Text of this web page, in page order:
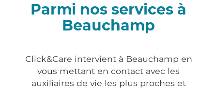
Parmi nos services à
Beauchamp
Click&Care intervient à Beauchamp en
vous mettant en contact avec les
auxiliaires de vie les plus proches et